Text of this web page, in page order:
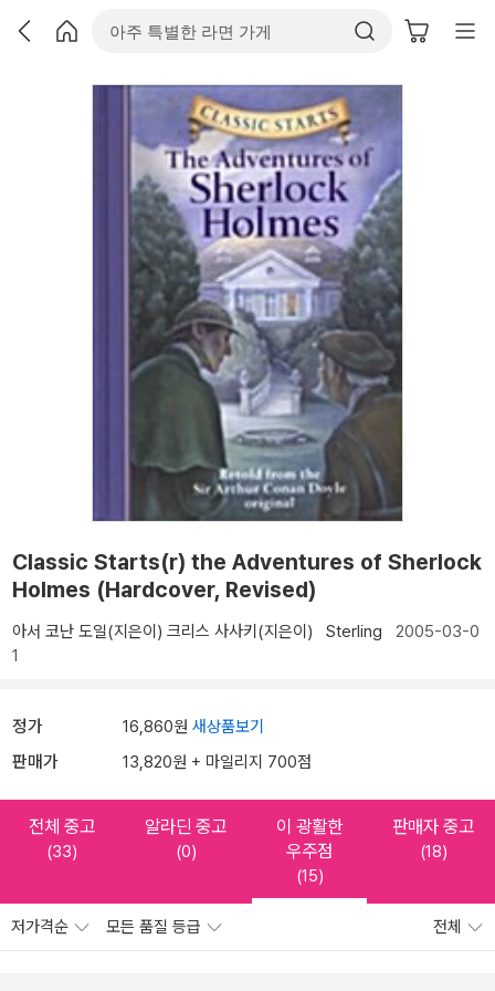
Classic Starts(r) the Adventures of Sherlock
Holmes (Hardcover, Revised)
아서 코난 도일(지은이) 크리스 사사키(지은이) Sterling 2005-03-0
1
정가 16,860원 새상품보기
판매가 13,820원 + 마일리지 700점
전체 중고
(33)
알라딘 중고
(0)
이 광활한
우주점
(15)
판매자 중고
(18)
저가격순 모든 품질 등급 전체